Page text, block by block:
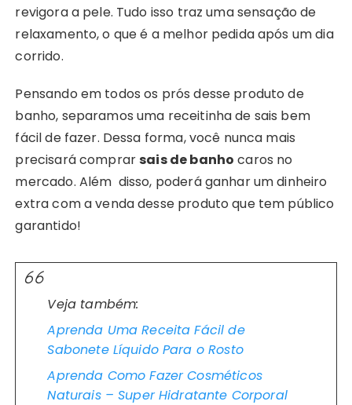
revigora a pele. Tudo isso traz uma sensação de
relaxamento, o que é a melhor pedida após um dia
corrido.
Pensando em todos os prós desse produto de
banho, separamos uma receitinha de sais bem
fácil de fazer. Dessa forma, você nunca mais
precisará comprarsais de banho caros no
mercado. Além disso, poderá ganhar um dinheiro
extra com a venda desse produto que tem público
garantido!
Veja também:
Aprenda Uma Receita Fácil de
Sabonete Líquido Para o Rosto
Aprenda Como Fazer Cosméticos
Naturais – Super Hidratante Corporal